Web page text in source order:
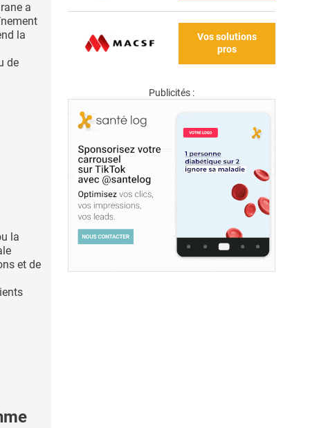
a
la
de
la
et de
Vos solutions
pros
Publicités :